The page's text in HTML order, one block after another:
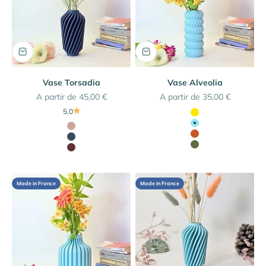
Vase Torsadia
Prix de vente
A partir de 45,00 €
5.0
Couleur
Beige Latte
Bleu Marine
Bordeaux
Vase Alveolia
Prix de vente
A partir de 35,00 €
Couleur
Jaune Citron
Bleu Iceberg
Terracotta
Vert Olive
Made in France Made in France